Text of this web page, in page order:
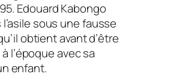
Edouard Kabongo
sous une fausse
obtient avant d’être
l’époque avec sa
enfant.